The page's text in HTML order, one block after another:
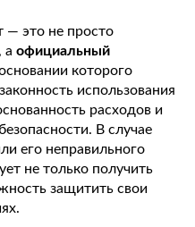
— это не просто
а официальный
которого
использования
расходов и
В случае
его неправильного
не только получить
защитить свои